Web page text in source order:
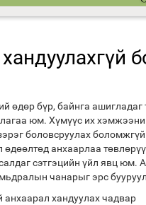
өдөр бүр, байнга ашигладаг
юм. Хүмүүс их
боловсруулах
өдөөлтөд анхаарлаа
сэтгэцийн үйл явц юм.
чанарыг эрс
анхаарал хандуулах чадвар